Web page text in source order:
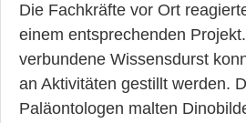
Die Fachkräfte vor Ort
einem entsprechenden
verbundene Wissensdurst
an Aktivitäten gestillt werden.
Paläontologen malten